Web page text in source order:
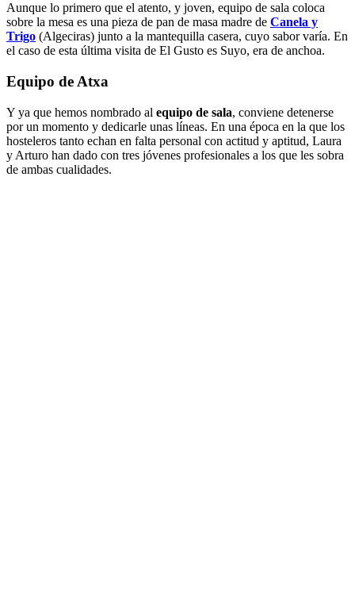
Aunque lo primero que el atento, y joven, equipo de sala coloca
sobre la mesa es una pieza de pan de masa madre de Canela y
Trigo (Algeciras) junto a la mantequilla casera, cuyo sabor varía. En
el caso de esta última visita de El Gusto es Suyo, era de anchoa.
Equipo de Atxa
Y ya que hemos nombrado al equipo de sala, conviene detenerse
por un momento y dedicarle unas líneas. En una época en la que los
hosteleros tanto echan en falta personal con actitud y aptitud, Laura
y Arturo han dado con tres jóvenes profesionales a los que les sobra
de ambas cualidades.